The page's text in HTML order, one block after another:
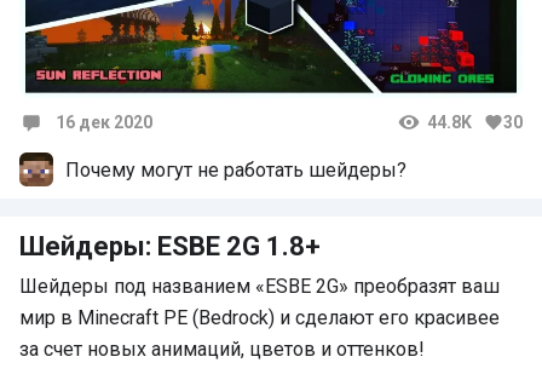
16 дек 2020 44.8K 30
Почему могут не работать шейдеры?
Шейдеры: ESBE 2G 1.8+
Шейдеры под названием «ESBE 2G» преобразят ваш
мир в Minecraft PE (Bedrock) и сделают его красивее
за счет новых анимаций, цветов и оттенков!